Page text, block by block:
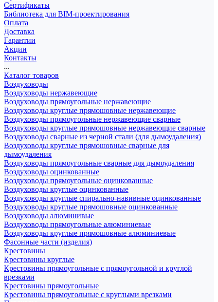
Сертификаты
Библиотека для BIM-проектирования
Оплата
Доставка
Гарантии
Акции
Контакты
...
Каталог товаров
Воздуховоды
Воздуховоды нержавеющие
Воздуховоды прямоугольные нержавеющие
Воздуховоды круглые прямошовные нержавеющие
Воздуховоды прямоугольные нержавеющие сварные
Воздуховоды круглые прямошовные нержавеющие сварные
Воздуховоды сварные из черной стали (для дымоудаления)
Воздуховоды круглые прямошовные сварные для
дымоудаления
Воздуховоды прямоугольные сварные для дымоудаления
Воздуховоды оцинкованные
Воздуховоды прямоугольные оцинкованные
Воздуховоды круглые оцинкованные
Воздуховоды круглые спирально-навивные оцинкованные
Воздуховоды круглые прямошовные оцинкованные
Воздуховоды алюминивые
Воздуховоды прямоугольные алюминиевые
Воздуховоды круглые прямошовные алюминиевые
Фасонные части (изделия)
Крестовины
Крестовины круглые
Крестовины прямоугольные с прямоугольной и круглой
врезками
Крестовины прямоугольные
Крестовины прямоугольные с круглыми врезками